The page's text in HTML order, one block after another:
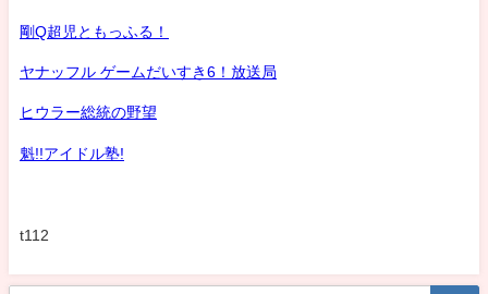
剛Q超児ともっふる！
ヤナッフル ゲームだいすき6！放送局
ヒウラー総統の野望
魁!!アイドル塾!
t112